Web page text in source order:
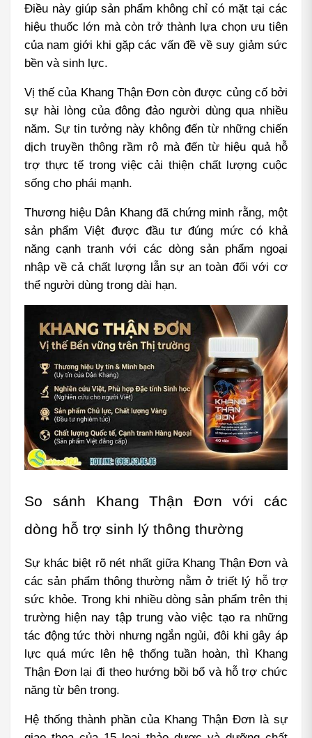
Điều này giúp sản phẩm không chỉ có mặt tại các
hiệu thuốc lớn mà còn trở thành lựa chọn ưu tiên
của nam giới khi gặp các vấn đề về suy giảm sức
bền và sinh lực.
Vị thế của Khang Thận Đơn còn được củng cố bởi
sự hài lòng của đông đảo người dùng qua nhiều
năm. Sự tin tưởng này không đến từ những chiến
dịch truyền thông rầm rộ mà đến từ hiệu quả hỗ
trợ thực tế trong việc cải thiện chất lượng cuộc
sống cho phái mạnh.
Thương hiệu Dân Khang đã chứng minh rằng, một
sản phẩm Việt được đầu tư đúng mức có khả
năng cạnh tranh với các dòng sản phẩm ngoại
nhập về cả chất lượng lẫn sự an toàn đối với cơ
thể người dùng trong dài hạn.
So sánh Khang Thận Đơn với các
dòng hỗ trợ sinh lý thông thường
Sự khác biệt rõ nét nhất giữa Khang Thận Đơn và
các sản phẩm thông thường nằm ở triết lý hỗ trợ
sức khỏe. Trong khi nhiều dòng sản phẩm trên thị
trường hiện nay tập trung vào việc tạo ra những
tác động tức thời nhưng ngắn ngủi, đôi khi gây áp
lực quá mức lên hệ thống tuần hoàn, thì Khang
Thận Đơn lại đi theo hướng bồi bổ và hỗ trợ chức
năng từ bên trong.
Hệ thống thành phần của Khang Thận Đơn là sự